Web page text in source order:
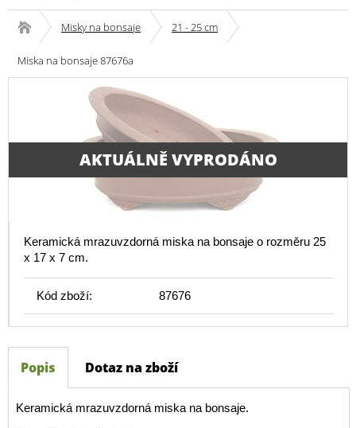
Misky na bonsaje 21 - 25 cm
Miska na bonsaje 87676a
AKTUÁLNĚ VYPRODÁNO
Keramická mrazuvzdorná miska na bonsaje o rozměru 25
x 17 x 7 cm.
Kód zboží: 87676
Popis Dotaz na zboží
Keramická mrazuvzdorná miska na bonsaje.